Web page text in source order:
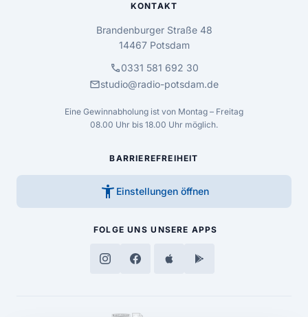
KONTAKT
Brandenburger Straße 48
14467 Potsdam
call0331 581 692 30
mailstudio@radio-potsdam.de
Eine Gewinnabholung ist von Montag – Freitag
08.00 Uhr bis 18.00 Uhr möglich.
BARRIEREFREIHEIT
accessibility_new Einstellungen öffnen
FOLGE UNS UNSERE APPS